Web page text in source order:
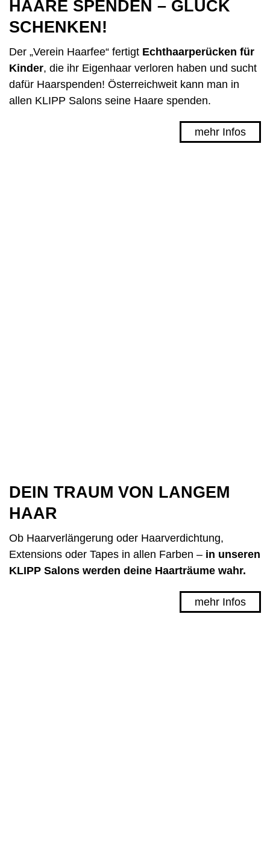
HAARE SPENDEN – GLÜCK
SCHENKEN!
Der „Verein Haarfee“ fertigt Echthaarperücken für
Kinder, die ihr Eigenhaar verloren haben und sucht
dafür Haarspenden! Österreichweit kann man in
allen KLIPP Salons seine Haare spenden.
mehr Infos
DEIN TRAUM VON LANGEM
HAAR
Ob Haarverlängerung oder Haarver­dichtung,
Extensions oder Tapes in allen Farben – in unseren
KLIPP Salons werden deine Haarträume wahr.
mehr Infos